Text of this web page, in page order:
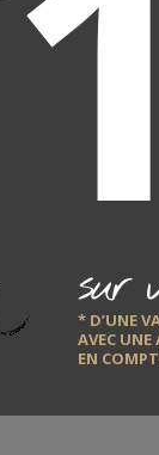
sur
* D’UNE
AVEC UNE
EN